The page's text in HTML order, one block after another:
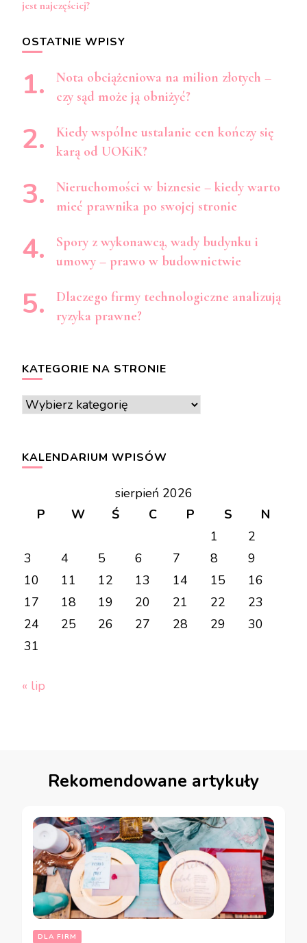
jest najczęściej?
OSTATNIE WPISY
Nota obciążeniowa na milion złotych –
czy sąd może ją obniżyć?
Kiedy wspólne ustalanie cen kończy się
karą od UOKiK?
Nieruchomości w biznesie – kiedy warto
mieć prawnika po swojej stronie
Spory z wykonawcą, wady budynku i
umowy – prawo w budownictwie
Dlaczego firmy technologiczne analizują
ryzyka prawne?
KATEGORIE NA STRONIE
Kategorie
KALENDARIUM WPISÓW
sierpień 2026
P
W Ś C P S
N
1
2
3
4 5 6 7 8
9
10
11 12 13 14 15
16
17
18 19 20 21 22
23
24
25 26 27 28 29
30
31
« lip
Rekomendowane artykuły
DLA FIRM